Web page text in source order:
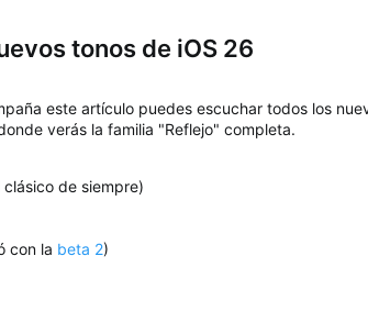
tonos de iOS 26
este artículo puedes escuchar todos los
verás la familia "Reflejo" completa.
clásico de siempre)
con la beta 2)